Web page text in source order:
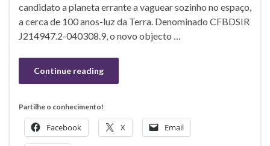
candidato a planeta errante a vaguear sozinho no espaço,
a cerca de 100 anos-luz da Terra. Denominado CFBDSIR
J214947.2-040308.9, o novo objecto …
Continue reading
Partilhe o conhecimento!
Facebook X Email